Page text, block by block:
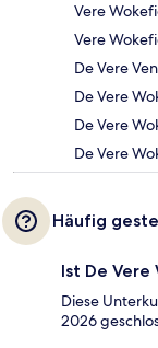
Vere
Vere
De Vere
De Vere
De Vere
De Vere
Häufig
Ist De
Diese
2026